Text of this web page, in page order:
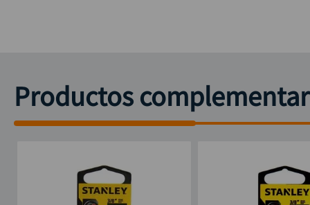
Productos